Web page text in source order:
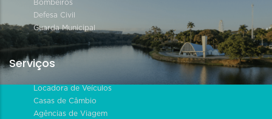
Bombeiros
Defesa Civil
Guarda Municipal
Serviços
Locadora de Veículos
Casas de Câmbio
Agências de Viagem